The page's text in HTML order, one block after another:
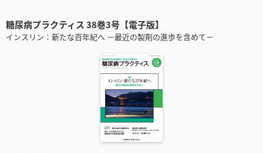
糖尿病プラクティス 38巻3号【電子版】
インスリン：新たな百年紀へ －最近の製剤の進歩を含めて－